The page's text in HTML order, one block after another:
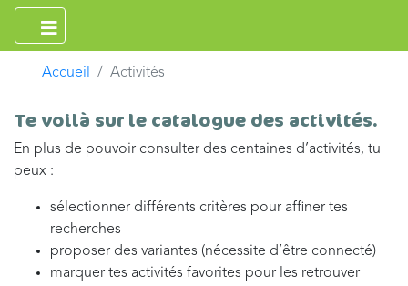
Accueil Activités
Te voilà sur le catalogue des activités.
En plus de pouvoir consulter des centaines d’activités, tu
peux :
sélectionner différents critères pour affiner tes
recherches
proposer des variantes (nécessite d’être connecté)
marquer tes activités favorites pour les retrouver